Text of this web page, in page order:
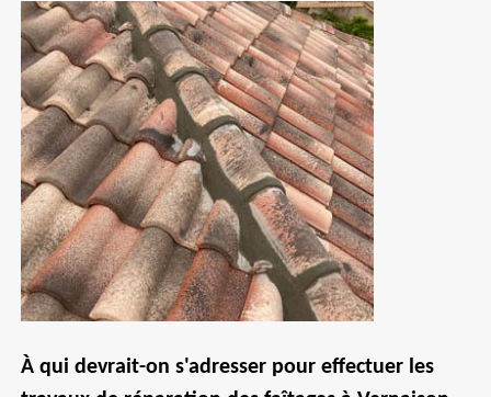
À qui devrait-on s'adresser pour effectuer les